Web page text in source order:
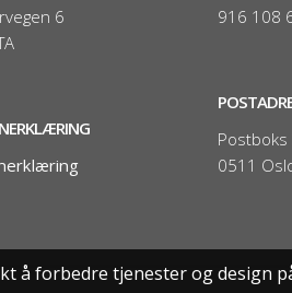
6
916 108
Postboks
0511
å forbedre tjenester og design